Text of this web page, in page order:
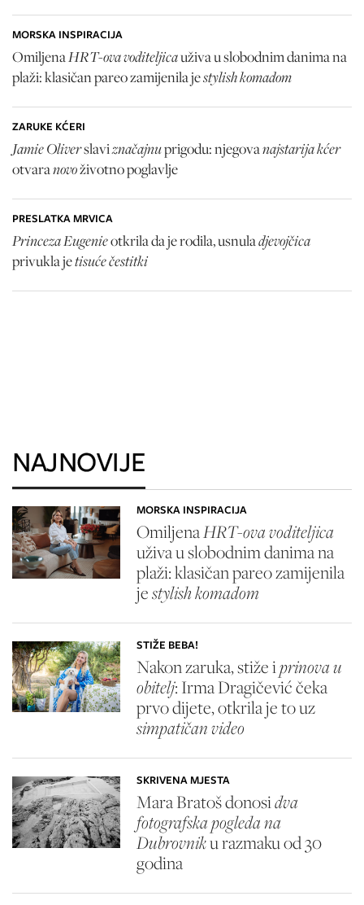
MORSKA INSPIRACIJA
OmiljenaHRT-ova voditeljicauživa u slobodnim danima na
plaži: klasičan pareo zamijenila jestylish komadom
ZARUKE KĆERI
Jamie Oliverslaviznačajnuprigodu: njegovanajstarija kćer
otvaranovoživotno poglavlje
PRESLATKA MRVICA
Princeza Eugenieotkrila da je rodila, usnuladjevojčica
privukla jetisuće čestitki
NAJNOVIJE
MORSKA INSPIRACIJA
OmiljenaHRT-ova voditeljica
uživa u slobodnim danima na
plaži: klasičan pareo zamijenila
jestylish komadom
STIŽE BEBA!
Nakon zaruka, stiže iprinova u
obitelj: Irma Dragičević čeka
prvo dijete, otkrila je to uz
simpatičan video
SKRIVENA MJESTA
Mara Bratoš donosidva
fotografska pogleda na
Dubrovniku razmaku od 30
godina